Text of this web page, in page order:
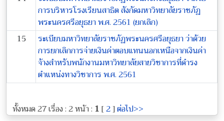
การบริหารโรงเรียนสาธิต สังกัดมหาวิทยาลัยราชภัฏ
พระนครศรีอยุธยา พ.ศ. 2561 (ยกเลิก)
15
ระเบียบมหาวิทยาลัยราชภัฏพระนครศรีอยุธยา ว่าด้วย
การยกเลิกการจ่ายเงินค่าตอบแทนนอกเหนือจากเงินค่า
จ้างสำหรับพนักงานมหาวิทยาลัยสายวิชาการที่ดำรง
ตำแหน่งทางวิชาการ พ.ศ. 2561
ทั้งหมด 27 เรื่อง : 2 หน้า : 1[2]ต่อไป>>